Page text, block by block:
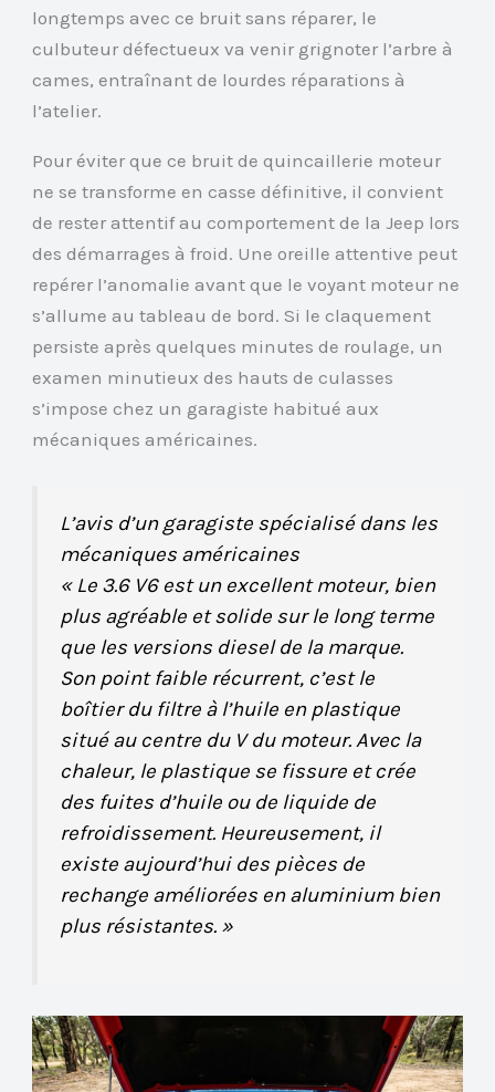
longtemps avec ce bruit sans réparer, le
culbuteur défectueux va venir grignoter l’arbre à
cames, entraînant de lourdes réparations à
l’atelier.
Pour éviter que ce bruit de quincaillerie moteur
ne se transforme en casse définitive, il convient
de rester attentif au comportement de la Jeep lors
des démarrages à froid. Une oreille attentive peut
repérer l’anomalie avant que le voyant moteur ne
s’allume au tableau de bord. Si le claquement
persiste après quelques minutes de roulage, un
examen minutieux des hauts de culasses
s’impose chez un garagiste habitué aux
mécaniques américaines.
L’avis d’un garagiste spécialisé dans les
mécaniques américaines
« Le 3.6 V6 est un excellent moteur, bien
plus agréable et solide sur le long terme
que les versions diesel de la marque.
Son point faible récurrent, c’est le
boîtier du filtre à l’huile en plastique
situé au centre du V du moteur. Avec la
chaleur, le plastique se fissure et crée
des fuites d’huile ou de liquide de
refroidissement. Heureusement, il
existe aujourd’hui des pièces de
rechange améliorées en aluminium bien
plus résistantes. »